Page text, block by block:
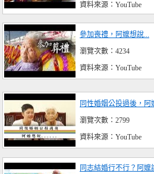
資料來源：YouTube
參加喪禮，阿嬤想說...
瀏覽次數：4234
資料來源：YouTube
同性婚姻公投過後，阿
瀏覽次數：2799
資料來源：YouTube
同志結婚行不行？阿